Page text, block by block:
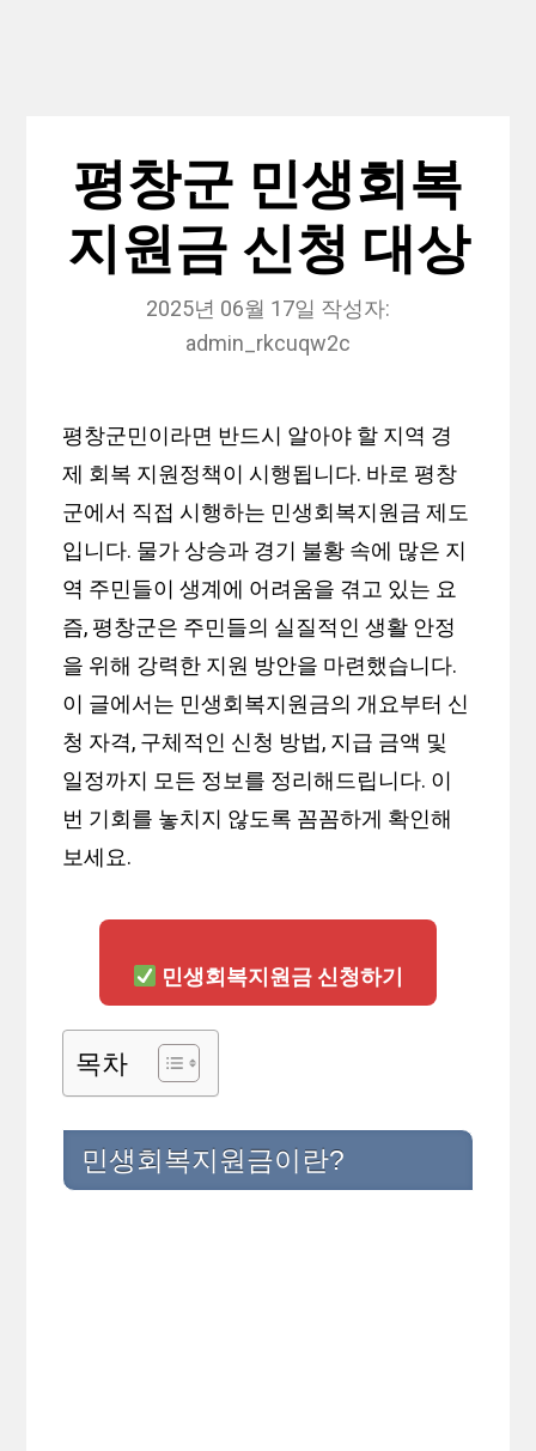
평창군 민생회복
지원금 신청 대상
2025년 06월 17일 작성자:
admin_rkcuqw2c
평창군민이라면 반드시 알아야 할 지역 경
제 회복 지원정책이 시행됩니다. 바로 평창
군에서 직접 시행하는 민생회복지원금 제도
입니다. 물가 상승과 경기 불황 속에 많은 지
역 주민들이 생계에 어려움을 겪고 있는 요
즘, 평창군은 주민들의 실질적인 생활 안정
을 위해 강력한 지원 방안을 마련했습니다.
이 글에서는 민생회복지원금의 개요부터 신
청 자격, 구체적인 신청 방법, 지급 금액 및
일정까지 모든 정보를 정리해드립니다. 이
번 기회를 놓치지 않도록 꼼꼼하게 확인해
보세요.
민생회복지원금 신청하기
목차
민생회복지원금이란?